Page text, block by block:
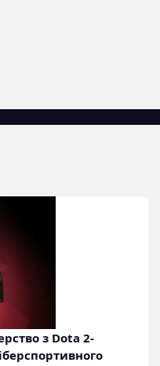
з Dota 2-